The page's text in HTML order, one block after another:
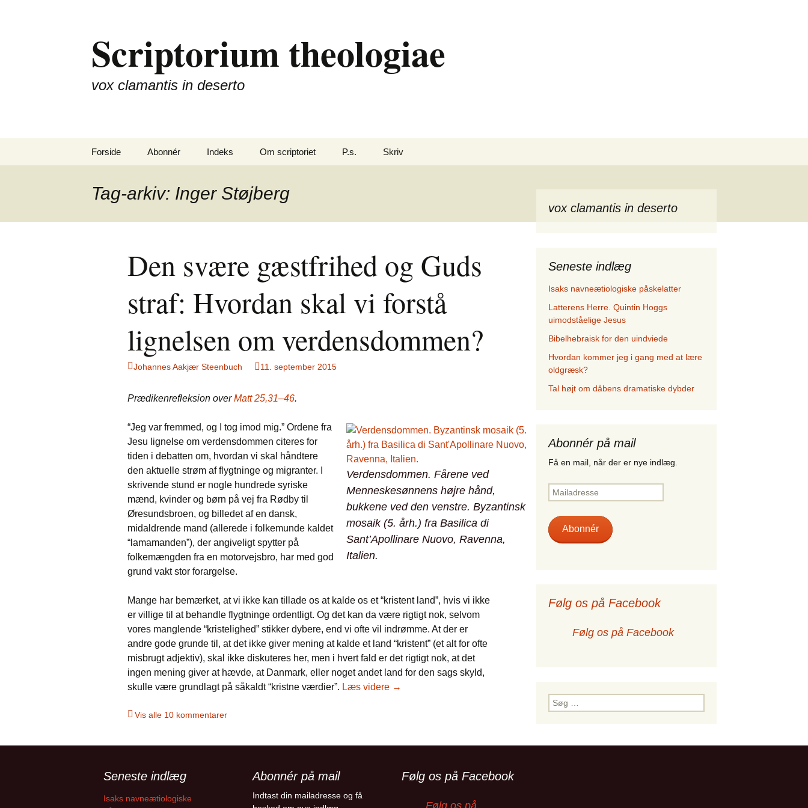
Scriptorium theologiae
vox clamantis in deserto
Forside Abonnér Indeks Om scriptoriet P.s. Skriv
Tag-arkiv: Inger Støjberg
Den svære gæstfrihed og Guds
straf: Hvordan skal vi forstå
lignelsen om verdensdommen?
Johannes Aakjær Steenbuch 11. september 2015
Prædikenrefleksion overMatt 25,31–46.
Verdensdommen. Fårene ved
Menneskesønnens højre hånd,
bukkene ved den venstre. Byzantinsk
mosaik (5. årh.) fra Basilica di
Sant’Apollinare Nuovo, Ravenna,
Italien.
“Jeg var fremmed, og I tog imod mig.” Ordene fra
Jesu lignelse om verdensdommen citeres for
tiden i debatten om, hvordan vi skal håndtere
den aktuelle strøm af flygtninge og migranter. I
skrivende stund er nogle hundrede syriske
mænd, kvinder og børn på vej fra Rødby til
Øresundsbroen, og billedet af en dansk,
midaldrende mand (allerede i folkemunde kaldet
“lamamanden”), der angiveligt spytter på
folkemængden fra en motorvejsbro, har med god
grund vakt stor forargelse.
Mange har bemærket, at vi ikke kan tillade os at kalde os et “kristent land”, hvis vi ikke
er villige til at behandle flygtninge ordentligt. Og det kan da være rigtigt nok, selvom
vores manglende “kristelighed” stikker dybere, end vi ofte vil indrømme. At der er
andre gode grunde til, at det ikke giver mening at kalde et land “kristent” (et alt for ofte
misbrugt adjektiv), skal ikke diskuteres her, men i hvert fald er det rigtigt nok, at det
ingen mening giver at hævde, at Danmark, eller noget andet land for den sags skyld,
skulle være grundlagt på såkaldt “kristne værdier”. Læs videre Den svære gæstfrihed og Guds straf: Hvordan skal vi forstå lignelsen om verdensdommen?
→
Vis alle 10 kommentarer
vox clamantis in deserto
Seneste indlæg
Isaks navneætiologiske påskelatter
Latterens Herre. Quintin Hoggs
uimodståelige Jesus
Bibelhebraisk for den uindviede
Hvordan kommer jeg i gang med at lære
oldgræsk?
Tal højt om dåbens dramatiske dybder
Abonnér på mail
Få en mail, når der er nye indlæg.
Mailadresse
Abonnér
Følg os på Facebook
Følg os på Facebook
Søg
efter:
Seneste indlæg
Isaks navneætiologiske
Abonnér på mail
Indtast din mailadresse og få
Følg os på Facebook
Følg os på